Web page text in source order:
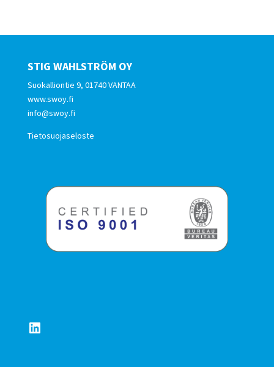
STIG WAHLSTRÖM OY
Suokalliontie 9, 01740 VANTAA
www.swoy.fi
info@swoy.fi
Tietosuojaseloste
LinkedIn